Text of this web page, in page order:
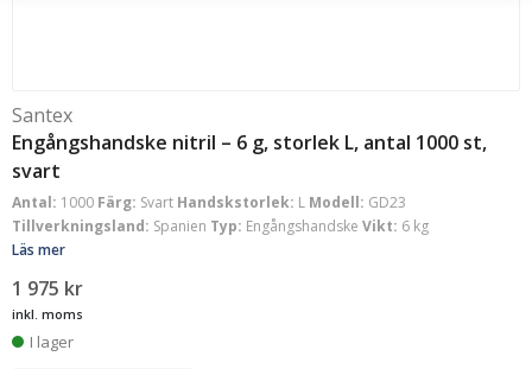
Santex
Engångshandske nitril – 6 g, storlek L, antal 1000 st,
svart
Antal: 1000 Färg: Svart Handskstorlek: L Modell: GD23
Tillverkningsland: Spanien Typ: Engångshandske Vikt: 6 kg
Läs mer
1 975 kr
inkl. moms
I lager